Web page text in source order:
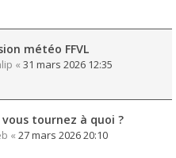
météo FFVL
« 31 mars 2026 12:35
tournez à quoi ?
« 27 mars 2026 20:10